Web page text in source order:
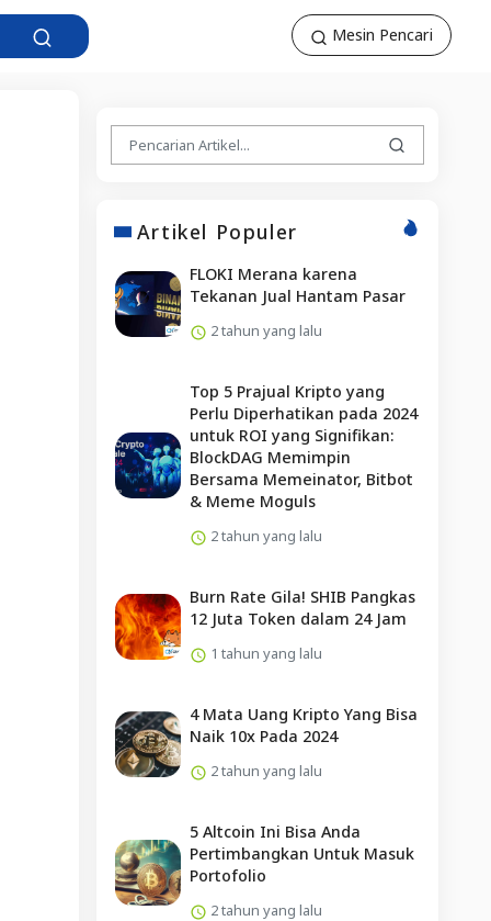
Mesin Pencari
Artikel Populer
FLOKI Merana karena
Tekanan Jual Hantam Pasar
2 tahun yang lalu
Top 5 Prajual Kripto yang
Perlu Diperhatikan pada 2024
untuk ROI yang Signifikan:
BlockDAG Memimpin
Bersama Memeinator, Bitbot
& Meme Moguls
2 tahun yang lalu
Burn Rate Gila! SHIB Pangkas
12 Juta Token dalam 24 Jam
1 tahun yang lalu
4 Mata Uang Kripto Yang Bisa
Naik 10x Pada 2024
2 tahun yang lalu
5 Altcoin Ini Bisa Anda
Pertimbangkan Untuk Masuk
Portofolio
2 tahun yang lalu